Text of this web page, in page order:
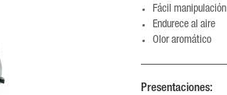
Fácil manipulación
Endurece al aire
Olor aromático
Presentaciones: